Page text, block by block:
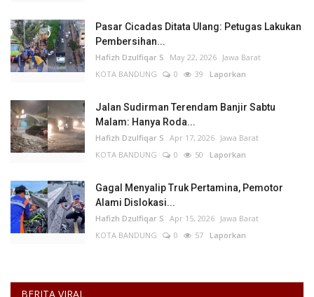
Pasar Cicadas Ditata Ulang: Petugas Lakukan
Pembersihan...
Hafizh Dzulfiqar S May 22, 2026 Jawa Barat
KOTA BANDUNG
0 39 Laporkan
Jalan Sudirman Terendam Banjir Sabtu
Malam: Hanya Roda...
Hafizh Dzulfiqar S Apr 17, 2026 Jawa Barat
KOTA BANDUNG
0 50 Laporkan
Gagal Menyalip Truk Pertamina, Pemotor
Alami Dislokasi...
Hafizh Dzulfiqar S Apr 15, 2026 Jawa Barat
KOTA BANDUNG
0 57 Laporkan
BERITA VIRAL